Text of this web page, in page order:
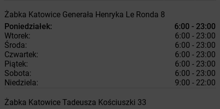
Żabka Katowice Generała Henryka Le Ronda 8
Poniedziałek:
6:00 - 23:00
Wtorek:
6:00 - 23:00
Środa:
6:00 - 23:00
Czwartek:
6:00 - 23:00
Piątek:
6:00 - 23:00
Sobota:
6:00 - 23:00
Niedziela:
9:00 - 22:00
Żabka Katowice Tadeusza Kościuszki 33